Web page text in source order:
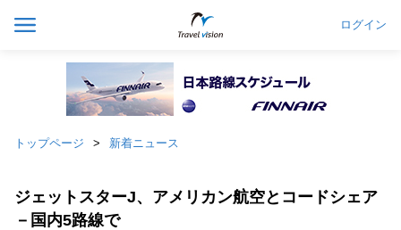
ログイン
トップページ 新着ニュース
ジェットスターJ、アメリカン航空とコードシェア
－国内5路線で